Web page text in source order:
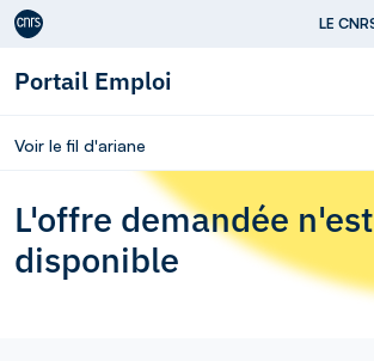
Aller au contenu LE
Portail Emploi
Voir le fil d'ariane
L'offre demandée
disponible